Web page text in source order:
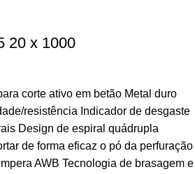
20 x 1000
corte ativo em betão Metal duro
resistência Indicador de desgaste
Design de espiral quádrupla
de forma eficaz o pó da perfuração
AWB Tecnologia de brasagem e